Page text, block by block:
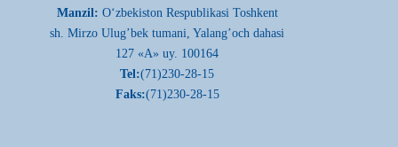
Manzil: О‘zbekiston Respublikasi Toshkent
sh. Mirzo Ulug’bek tumani, Yalang’och dahasi
127 «A» uy. 100164
Tel:(71)230-28-15
Faks:(71)230-28-15